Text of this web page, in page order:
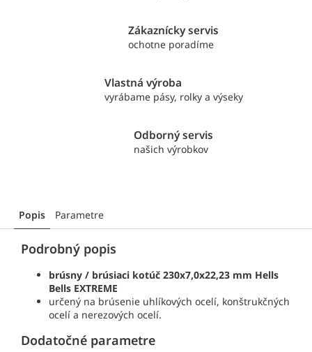
Zákaznícky servis
ochotne poradíme
Vlastná výroba
vyrábame pásy, rolky a výseky
Odborný servis
našich výrobkov
Popis Parametre
Podrobný popis
brúsny / brúsiaci kotúč 230x7,0x22,23 mm Hells
Bells EXTREME
určený na brúsenie uhlíkových ocelí, konštrukčných
ocelí a nerezových ocelí.
Dodatočné parametre